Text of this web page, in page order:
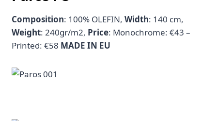
Composition: 100% OLEFIN, Width: 140 cm,
Weight: 240gr/m2, Price: Monochrome: €43 –
Printed: €58 MADE IN EU